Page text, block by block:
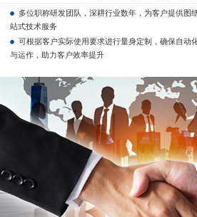
多位职称研发团队，深耕行业数年，为客户提供图
站式技术服务
可根据客户实际使用要求进行量身定制，确保自动
与运作，助力客户效率提升